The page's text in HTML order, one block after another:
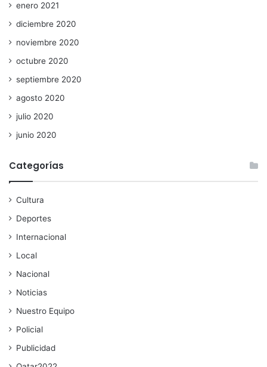
enero 2021
diciembre 2020
noviembre 2020
octubre 2020
septiembre 2020
agosto 2020
julio 2020
junio 2020
Categorías
Cultura
Deportes
Internacional
Local
Nacional
Noticias
Nuestro Equipo
Policial
Publicidad